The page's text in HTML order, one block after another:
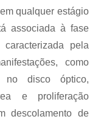
qualquer estágio
associada à fase
pela
como
no disco óptico,
e proliferação
descolamento de